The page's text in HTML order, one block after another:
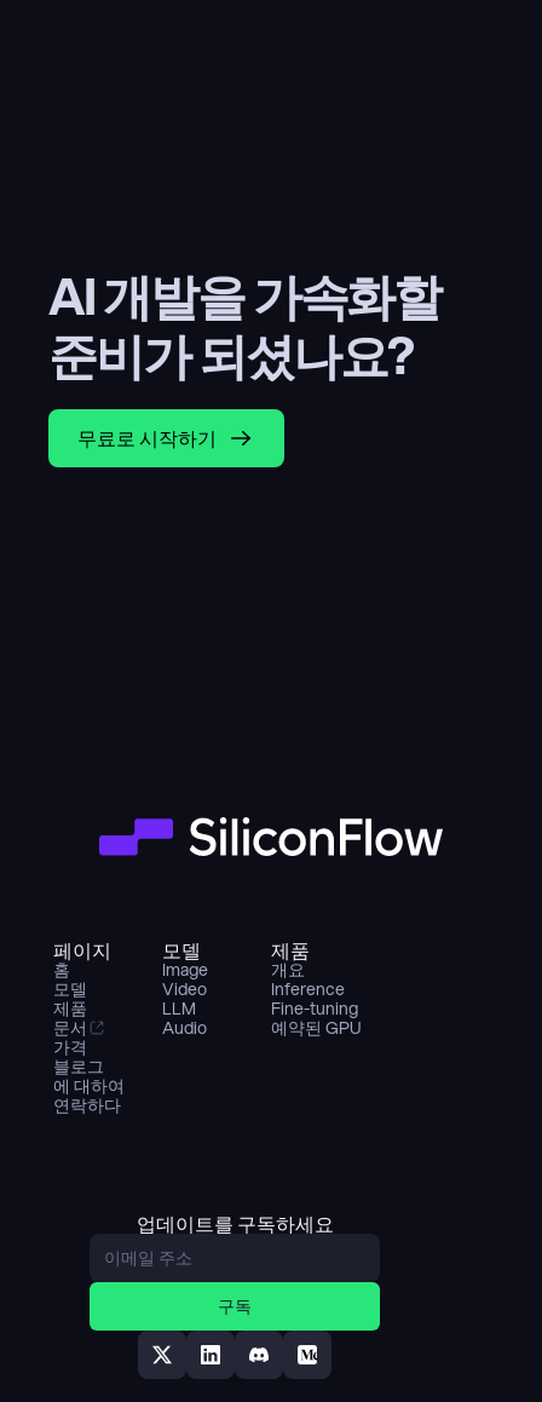
AI 개발을 가속화할
준비가 되셨나요?
무료로 시작하기
페이지
홈
모델
제품
문서
가격
블로그
에 대하여
연락하다
모델
Image
Video
LLM
Audio
제품
개요
Inference
Fine-tuning
예약된 GPU
업데이트를 구독하세요
구독